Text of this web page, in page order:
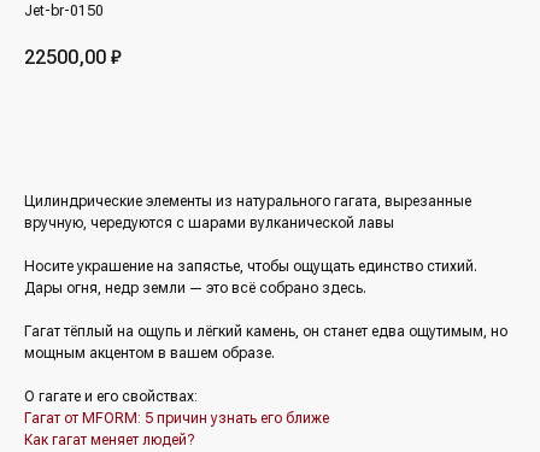
Jet-br-0150
22500,00 ₽
Цилиндрические элементы из натурального гагата, вырезанные
вручную, чередуются с шарами вулканической лавы
Носите украшение на запястье, чтобы ощущать единство стихий.
Дары огня, недр земли — это всё собрано здесь.
Гагат тёплый на ощупь и лёгкий камень, он станет едва ощутимым, но
мощным акцентом в вашем образе.
О гагате и его свойствах:
Гагат от MFORM: 5 причин узнать его ближе
Как гагат меняет людей?